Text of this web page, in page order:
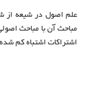
علم اصول در شیعه از
مباحث آن با مباحث
اشتراکات اشتباه کم